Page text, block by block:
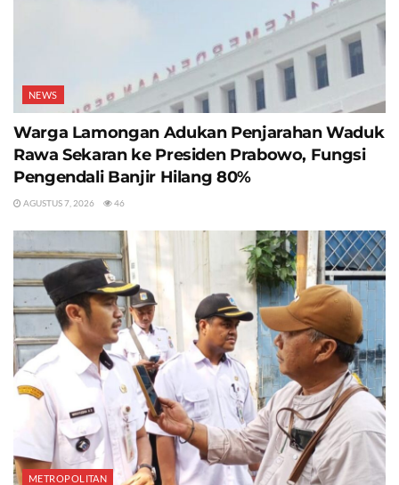
NEWS
Warga Lamongan Adukan Penjarahan Waduk
Rawa Sekaran ke Presiden Prabowo, Fungsi
Pengendali Banjir Hilang 80%
AGUSTUS 7, 2026 46
METROPOLITAN